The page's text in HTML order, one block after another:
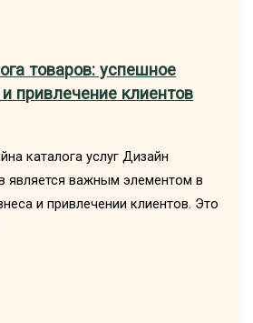
товаров: успешное
привлечение клиентов
каталога услуг Дизайн
является важным элементом в
и привлечении клиентов. Это